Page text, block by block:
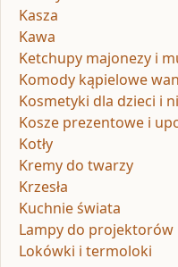
Kasza
Kawa
Ketchupy majonezy i
Komody kąpielowe
Kosmetyki dla dzieci i
Kosze prezentowe i
Kotły
Kremy do twarzy
Krzesła
Kuchnie świata
Lampy do projektorów
Lokówki i termoloki